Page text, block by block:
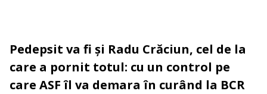
Pedepsit va fi și Radu Crăciun, cel de la
care a pornit totul: cu un control pe
care ASF îl va demara în curând la BCR